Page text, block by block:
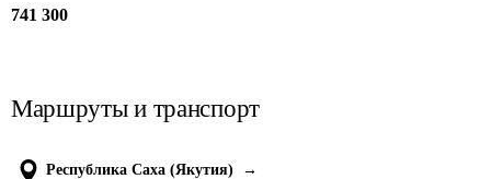
741 300
Маршруты и транспорт
Республика Саха (Якутия)
→